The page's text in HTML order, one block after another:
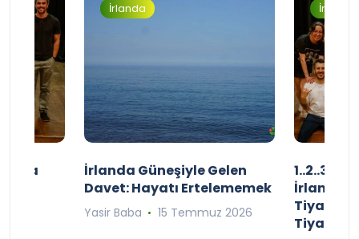
İrlanda
İrlanda Güneşiyle Gelen
Davet: Hayatı Ertelememek
Yasir Baba 15 Temmuz 2026
İrlanda
1..2..3..
Tiyatro